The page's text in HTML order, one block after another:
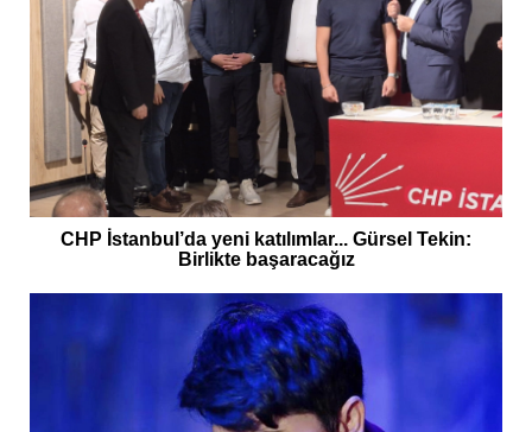
CHP İstanbul’da yeni katılımlar... Gürsel Tekin:
Birlikte başaracağız